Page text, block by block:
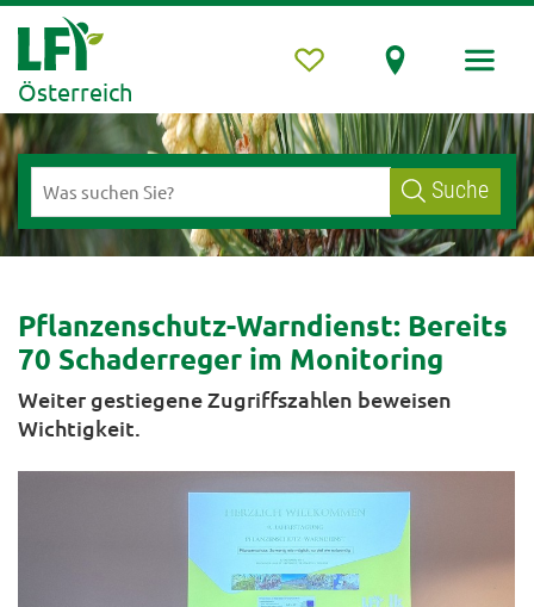
Österreich
Suche
Pflanzenschutz-Warndienst: Bereits
70 Schaderreger im Monitoring
Weiter gestiegene Zugriffszahlen beweisen
Wichtigkeit.